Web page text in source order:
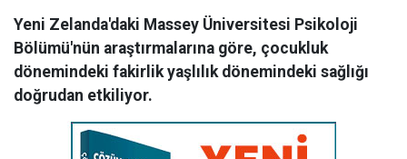
Yeni Zelanda'daki Massey Üniversitesi Psikoloji
Bölümü'nün araştırmalarına göre, çocukluk
dönemindeki fakirlik yaşlılık dönemindeki sağlığı
doğrudan etkiliyor.